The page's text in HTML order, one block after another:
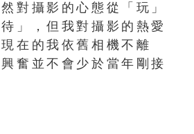
對攝影的心態從「玩」
」，但我對攝影的熱愛
在的我依舊相機不離
奮並不會少於當年剛接